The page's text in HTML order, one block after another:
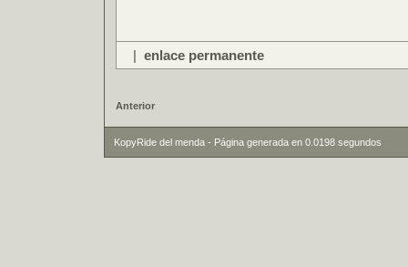
| enlace permanente
Anterior
KopyRide del menda - Página generada en 0.0198 segundos